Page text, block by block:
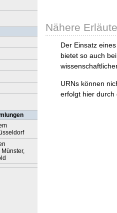
Nähere
Der Einsatz eines
bietet so auch
URNs können
erfolgt hier durch